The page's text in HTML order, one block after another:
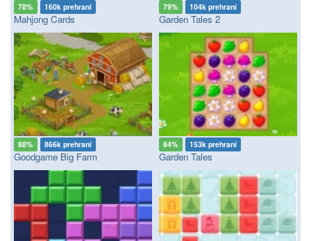
78% 160k prehraní
Mahjong Cards
79% 104k prehraní
Garden Tales 2
88% 866k prehraní
Goodgame Big Farm
84% 153k prehraní
Garden Tales